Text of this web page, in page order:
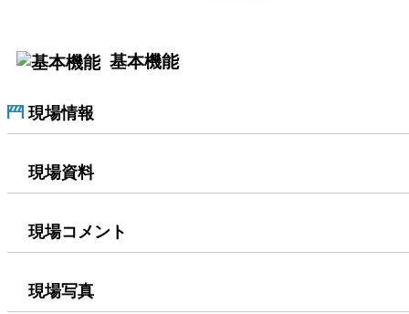
基本機能
現場情報
現場資料
現場コメント
現場写真